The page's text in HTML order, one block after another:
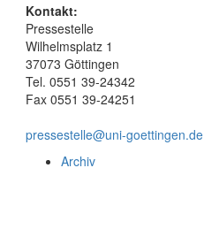
Kontakt:
Pressestelle
Wilhelmsplatz 1
37073 Göttingen
Tel. 0551 39-24342
Fax 0551 39-24251
pressestelle@uni-goettingen.de
Archiv